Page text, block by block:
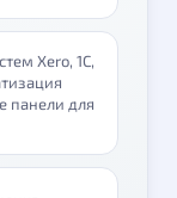
Xero, 1C,
панели для